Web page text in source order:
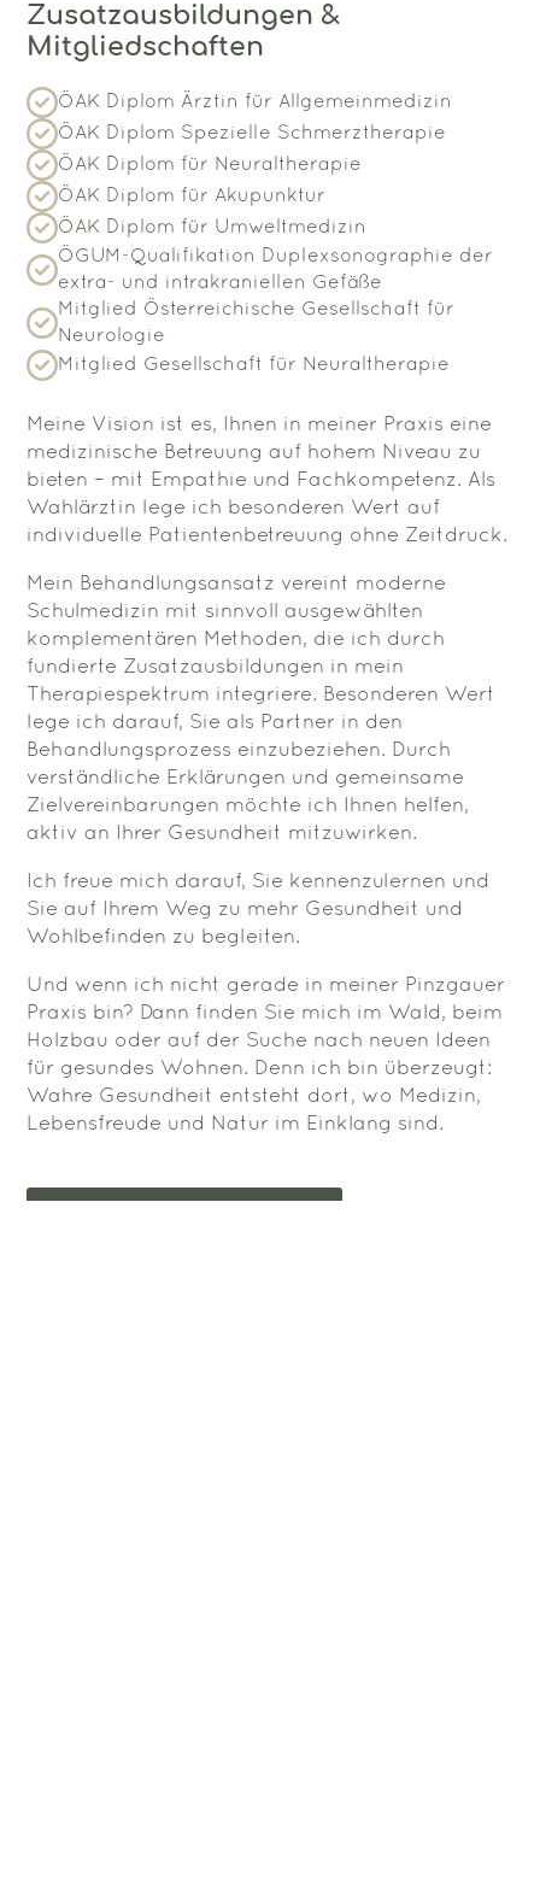
Zusatzausbildungen &
Mitgliedschaften
ÖAK Diplom Ärztin für Allgemeinmedizin
ÖAK Diplom Spezielle Schmerztherapie
ÖAK Diplom für Neuraltherapie
ÖAK Diplom für Akupunktur
ÖAK Diplom für Umweltmedizin
ÖGUM-Qualifikation Duplexsonographie der
extra- und intrakraniellen Gefäße
Mitglied Österreichische Gesellschaft für
Neurologie
Mitglied Gesellschaft für Neuraltherapie
Meine Vision ist es, Ihnen in meiner Praxis eine
medizinische Betreuung auf hohem Niveau zu
bieten – mit Empathie und Fachkompetenz. Als
Wahlärztin lege ich besonderen Wert auf
individuelle Patientenbetreuung ohne Zeitdruck.
Mein Behandlungsansatz vereint moderne
Schulmedizin mit sinnvoll ausgewählten
komplementären Methoden, die ich durch
fundierte Zusatzausbildungen in mein
Therapiespektrum integriere. Besonderen Wert
lege ich darauf, Sie als Partner in den
Behandlungsprozess einzubeziehen. Durch
verständliche Erklärungen und gemeinsame
Zielvereinbarungen möchte ich Ihnen helfen,
aktiv an Ihrer Gesundheit mitzuwirken.
Ich freue mich darauf, Sie kennenzulernen und
Sie auf Ihrem Weg zu mehr Gesundheit und
Wohlbefinden zu begleiten.
Und wenn ich nicht gerade in meiner Pinzgauer
Praxis bin? Dann finden Sie mich im Wald, beim
Holzbau oder auf der Suche nach neuen Ideen
für gesundes Wohnen. Denn ich bin überzeugt:
Wahre Gesundheit entsteht dort, wo Medizin,
Lebensfreude und Natur im Einklang sind.